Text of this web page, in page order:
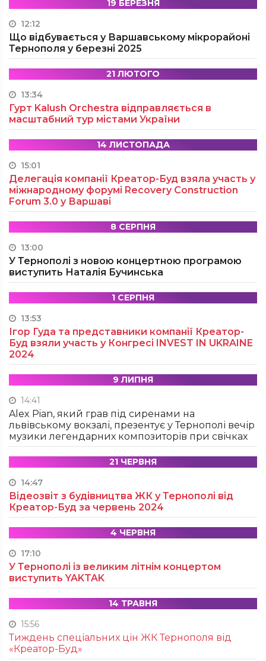
19 БЕРЕЗНЯ
12:12
Що відбувається у Варшавському мікрорайоні
Тернополя у березні 2025
21 ЛЮТОГО
13:34
Гурт Kalush Orchestra відправляється в
масштабний тур містами України
14 ЛИСТОПАДА
15:01
Делегація компанії Креатор-Буд взяла участь у
міжнародному форумі Recovery Construction
Forum 3.0 у Варшаві
8 СЕРПНЯ
13:00
У Тернополі з новою концертною програмою
виступить Наталія Бучинська
1 СЕРПНЯ
13:53
Ігор Гуда та представники компанії Креатор-
Буд взяли участь у Конгресі INVEST IN UKRAINE
2024
9 ЛИПНЯ
14:41
Alex Pian, який грав під сиренами на
львівському вокзалі, презентує у Тернополі вечір
музики легендарних композиторів при свічках
21 ЧЕРВНЯ
14:47
Відеозвіт з будівництва ЖК у Тернополі від
Креатор-Буд за червень 2024
4 ЧЕРВНЯ
17:10
У Тернополі із великим літнім концертом
виступить YAKTAK
14 ТРАВНЯ
15:56
Тиждень спеціальних цін ЖК Тернополя від
«Креатор-Буд»